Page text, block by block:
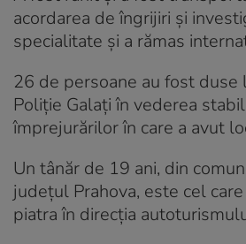
acordarea de îngrijiri şi
specialitate şi a rămas
26 de persoane au fost duse
Poliţie Galaţi în vederea
împrejurărilor în care a avut
Un tânăr de 19 ani, din
judeţul Prahova, este cel
piatra în direcţia